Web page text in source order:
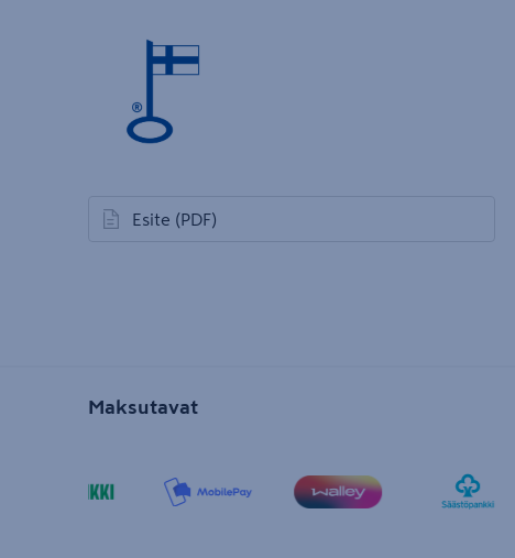
Esite (PDF)
avautuu uuteen välilehteen
Maksutavat